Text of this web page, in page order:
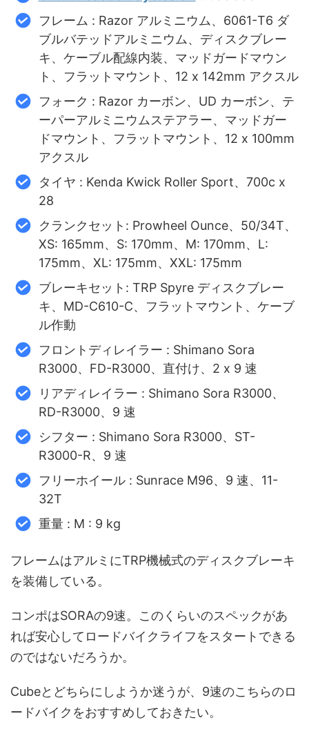
フレーム : Razor アルミニウム、6061-T6 ダ
ブルバテッドアルミニウム、ディスクブレー
キ、ケーブル配線内装、マッドガードマウン
ト、フラットマウント、12 x 142mm アクスル
フォーク : Razor カーボン、UD カーボン、テ
ーパーアルミニウムステアラー、マッドガー
ドマウント、フラットマウント、12 x 100mm
アクスル
タイヤ : Kenda Kwick Roller Sport、700c x
28
クランクセット: Prowheel Ounce、50/34T、
XS: 165mm、S: 170mm、M: 170mm、L:
175mm、XL: 175mm、XXL: 175mm
ブレーキセット: TRP Spyre ディスクブレー
キ、MD-C610-C、フラットマウント、ケーブ
ル作動
フロントディレイラー : Shimano Sora
R3000、FD-R3000、直付け、2 x 9 速
リアディレイラー : Shimano Sora R3000、
RD-R3000、9 速
シフター : Shimano Sora R3000、ST-
R3000-R、9 速
フリーホイール : Sunrace M96、9 速、11-
32T
重量 : M : 9 kg
フレームはアルミにTRP機械式のディスクブレーキ
を装備している。
コンポはSORAの9速。このくらいのスペックがあ
れば安心してロードバイクライフをスタートできる
のではないだろうか。
Cubeとどちらにしようか迷うが、9速のこちらのロ
ードバイクをおすすめしておきたい。